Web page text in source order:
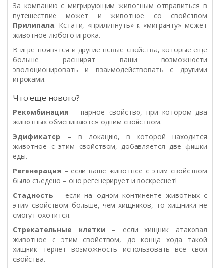
За компанию с мигрирующим животным отправиться в
путешествие может и животное со свойством
Прилипала. Кстати, «прилипнуть» к «мигранту» может
животное любого игрока.
В игре появятся и другие новые свойства, которые еще
больше расширят ваши возможности
эволюционировать и взаимодействовать с другими
игроками.
Что еще нового?
Рекомбинация – парное свойство, при котором два
животных обмениваются одним свойством.
Эдификатор – в локацию, в которой находится
животное с этим свойством, добавляется две фишки
еды.
Регенерация – если ваше животное с этим свойством
было съедено – оно регенерирует и воскреснет!
Стадность – если на одном континенте животных с
этим свойством больше, чем хищников, то хищники не
смогут охотится.
Стрекательные клетки – если хищник атаковал
животное с этим свойством, до конца хода такой
хищник теряет возможность использовать все свои
свойства.